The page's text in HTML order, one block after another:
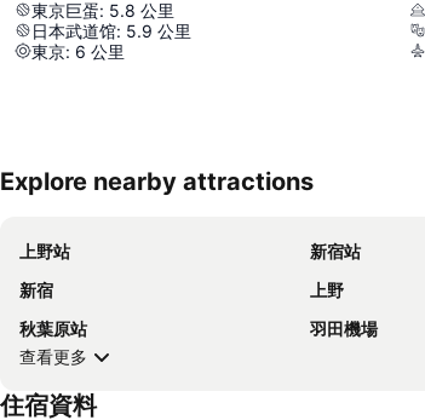
東京巨蛋: 5.8 公里
日本武道馆: 5.9 公里
東京: 6 公里
Explore nearby attractions
上野站 新宿站
新宿
上野
秋葉原站
羽田機場
查看更多
住宿資料